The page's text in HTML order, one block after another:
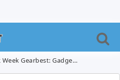
Smartphones, Haushaltsgeräte und Notebooks, Creality3D Ender – 3 DIY 3D Drucker Bausatz für 144,09€ inkl. Versand